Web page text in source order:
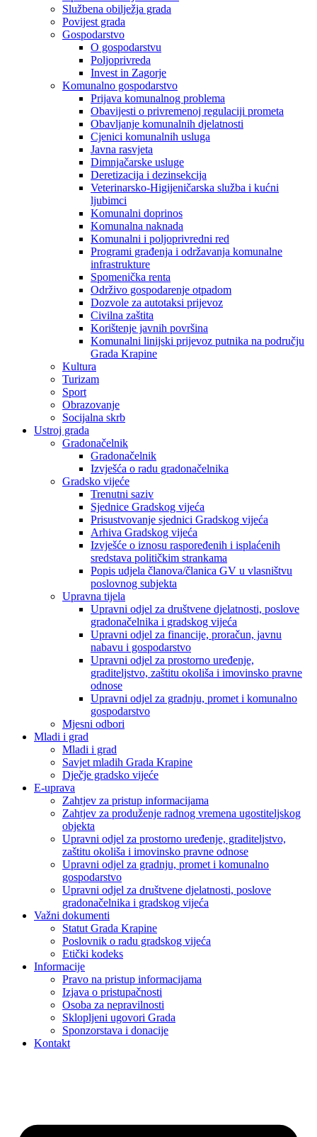
Službena obilježja grada
Povijest grada
Gospodarstvo
O gospodarstvu
Poljoprivreda
Invest in Zagorje
Komunalno gospodarstvo
Prijava komunalnog problema
Obavijesti o privremenoj regulaciji prometa
Obavljanje komunalnih djelatnosti
Cjenici komunalnih usluga
Javna rasvjeta
Dimnjačarske usluge
Deretizacija i dezinsekcija
Veterinarsko-Higijeničarska služba i kućni
ljubimci
Komunalni doprinos
Komunalna naknada
Komunalni i poljoprivredni red
Programi građenja i održavanja komunalne
infrastrukture
Spomenička renta
Održivo gospodarenje otpadom
Dozvole za autotaksi prijevoz
Civilna zaštita
Korištenje javnih površina
Komunalni linijski prijevoz putnika na području
Grada Krapine
Kultura
Turizam
Sport
Obrazovanje
Socijalna skrb
Ustroj grada
Gradonačelnik
Gradonačelnik
Izvješća o radu gradonačelnika
Gradsko vijeće
Trenutni saziv
Sjednice Gradskog vijeća
Prisustvovanje sjednici Gradskog vijeća
Arhiva Gradskog vijeća
Izvješće o iznosu raspoređenih i isplaćenih
sredstava političkim strankama
Popis udjela članova/članica GV u vlasništvu
poslovnog subjekta
Upravna tijela
Upravni odjel za društvene djelatnosti, poslove
gradonačelnika i gradskog vijeća
Upravni odjel za financije, proračun, javnu
nabavu i gospodarstvo
Upravni odjel za prostorno uređenje,
graditeljstvo, zaštitu okoliša i imovinsko pravne
odnose
Upravni odjel za gradnju, promet i komunalno
gospodarstvo
Mjesni odbori
Mladi i grad
Mladi i grad
Savjet mladih Grada Krapine
Dječje gradsko vijeće
E-uprava
Zahtjev za pristup informacijama
Zahtjev za produženje radnog vremena ugostiteljskog
objekta
Upravni odjel za prostorno uređenje, graditeljstvo,
zaštitu okoliša i imovinsko pravne odnose
Upravni odjel za gradnju, promet i komunalno
gospodarstvo
Upravni odjel za društvene djelatnosti, poslove
gradonačelnika i gradskog vijeća
Važni dokumenti
Statut Grada Krapine
Poslovnik o radu gradskog vijeća
Etički kodeks
Informacije
Pravo na pristup informacijama
Izjava o pristupačnosti
Osoba za nepravilnosti
Sklopljeni ugovori Grada
Sponzorstava i donacije
Kontakt